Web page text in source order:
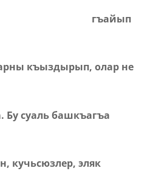
къыздырып, олар не
Бу суаль башкъагъа
кучьсюзлер, эляк